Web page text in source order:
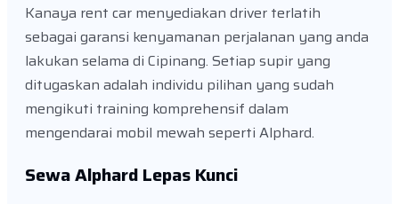
Kanaya rent car menyediakan driver terlatih
sebagai garansi kenyamanan perjalanan yang anda
lakukan selama di Cipinang. Setiap supir yang
ditugaskan adalah individu pilihan yang sudah
mengikuti training komprehensif dalam
mengendarai mobil mewah seperti Alphard.
Sewa Alphard Lepas Kunci